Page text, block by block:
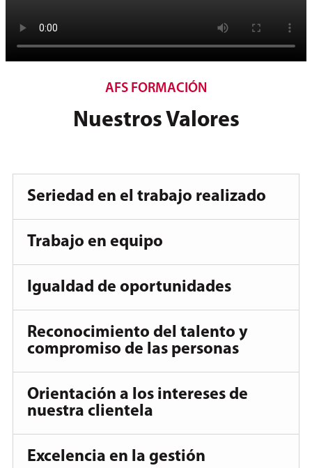
AFS FORMACIÓN
Nuestros Valores
Seriedad en el trabajo realizado
Trabajo en equipo
Igualdad de oportunidades
Reconocimiento del talento y
compromiso de las personas
Orientación a los intereses de
nuestra clientela
Excelencia en la gestión